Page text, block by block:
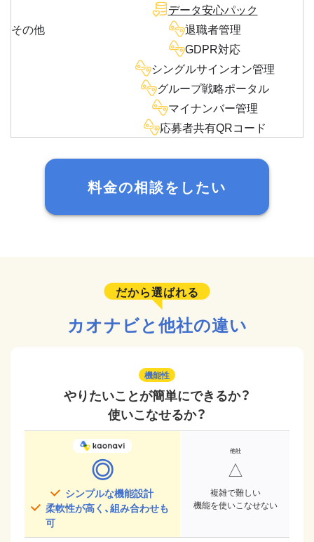
その他
データ安心パック
退職者管理
GDPR対応
シングルサインオン管理
グループ戦略ポータル
マイナンバー管理
応募者共有QRコード
料金の相談をしたい
だから選ばれる
カオナビと他社の違い
機能性
やりたいことが簡単にできるか？
使いこなせるか？
◎
シンプルな機能設計
柔軟性が高く、組み合わせも
可
△
複雑で難しい
機能を使いこなせない